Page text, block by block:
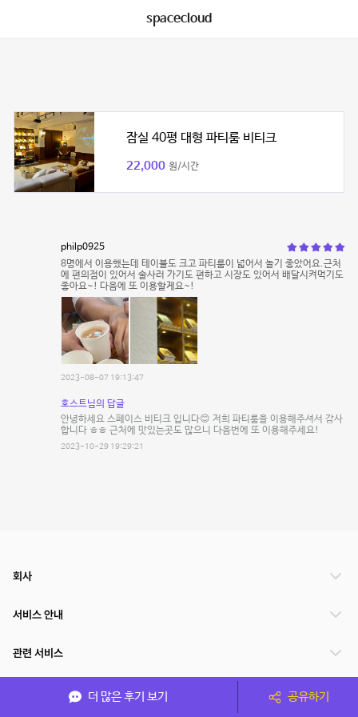
spacecloud
잠실 40평 대형 파티룸 비티크
22,000 원/시간
philp0925
8명에서 이용했는데 테이블도 크고 파티룸이 넓어서 놀기 좋았어요.근처
에 편의점이 있어서 술사러 가기도 편하고 시장도 있어서 배달시켜먹기도
좋아요~! 다음에 또 이용할게요~!
2023-08-07 19:13:47
호스트님의 답글
안녕하세요 스페이스 비티크 입니다😊 저희 파티룸을 이용해주셔서 감사
합니다 ㅎㅎ 근처에 맛있는곳도 많으니 다음번에 또 이용해주세요!
2023-10-29 19:29:21
더 많은 후기 보기 공유하기
회사
서비스 안내
관련 서비스